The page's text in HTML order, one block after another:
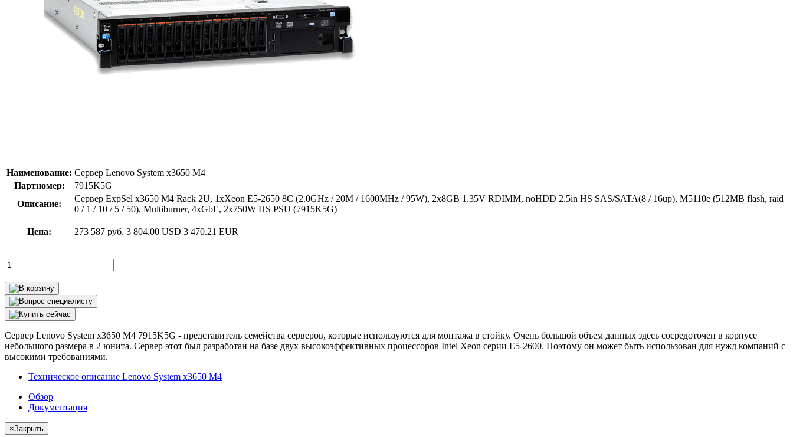
Наименование: Сервер Lenovo System x3650 M4
Партномер:
7915K5G
Описание:
Сервер ExpSel x3650 M4 Rack 2U, 1xXeon E5-2650 8C (2.0GHz / 20M / 1600MHz / 95W), 2x8GB 1.35V RDIMM, noHDD 2.5in HS SAS/SATA(8 / 16up), M5110e (512MB flash, raid
0 / 1 / 10 / 5 / 50), Multiburner, 4xGbE, 2x750W HS PSU (7915K5G)
Цена: 273 587 руб. 3 804.00 USD 3 470.21 EUR
Сервер Lenovo System x3650 M4 7915K5G - представитель семейства серверов, которые используются для монтажа в стойку. Очень большой объем данных здесь сосредоточен в корпусе
небольшого размера в 2 юнита. Сервер этот был разработан на базе двух высокоэффективных процессоров Intel Xeon серии E5-2600. Поэтому он может быть использован для нужд компаний с
высокими требованиями.
Техническое описание Lenovo System x3650 M4
Обзор
Документация
×Закрыть